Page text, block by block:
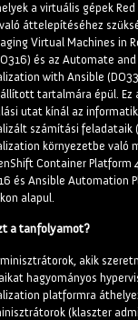
a virtuális gépek
áttelepítéséhez
Virtual Machines in
és az Automate
with Ansible
tartalmára épül. Ez
utat kínál az
számítási feladataik
környezetbe való
Container Platform
és Ansible Automation
alapul.
a tanfolyamot?
akik
hagyományos
platformra
(klaszter